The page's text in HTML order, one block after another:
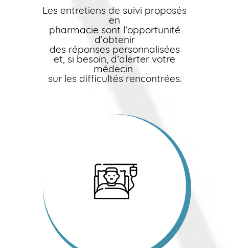
Les entretiens de suivi proposés
en
pharmacie sont l’opportunité
d’obtenir
des réponses personnalisées
et, si besoin, d’alerter votre
médecin
sur les difficultés rencontrées.